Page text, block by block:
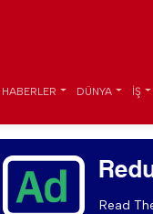
HABERLER DÜNYA İŞ
Read